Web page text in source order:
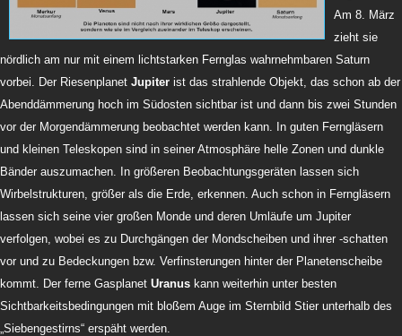
Am 8. März
zieht sie
nördlich am nur mit einem lichtstarken Fernglas wahrnehmbaren Saturn
vorbei. Der Riesenplanet Jupiter ist das strahlende Objekt, das schon ab der
Abenddämmerung hoch im Südosten sichtbar ist und dann bis zwei Stunden
vor der Morgendämmerung beobachtet werden kann. In guten Ferngläsern
und kleinen Teleskopen sind in seiner Atmosphäre helle Zonen und dunkle
Bänder auszumachen. In größeren Beobachtungsgeräten lassen sich
Wirbelstrukturen, größer als die Erde, erkennen. Auch schon in Ferngläsern
lassen sich seine vier großen Monde und deren Umläufe um Jupiter
verfolgen, wobei es zu Durchgängen der Mondscheiben und ihrer -schatten
vor und zu Bedeckungen bzw. Verfinsterungen hinter der Planetenscheibe
kommt. Der ferne Gasplanet Uranus kann weiterhin unter besten
Sichtbarkeitsbedingungen mit bloßem Auge im Sternbild Stier unterhalb des
„Siebengestirns“ erspäht werden.